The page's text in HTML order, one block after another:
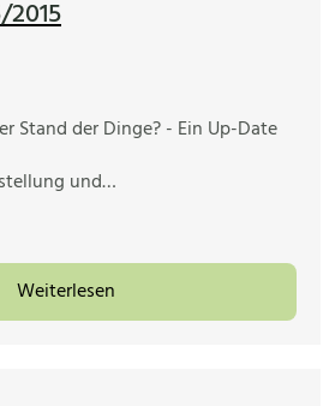
Stand der Dinge? - Ein Up-Date
und…
Weiterlesen